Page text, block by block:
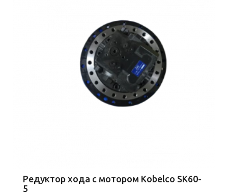
Редуктор хода с мотором Kobelco SK60-
5